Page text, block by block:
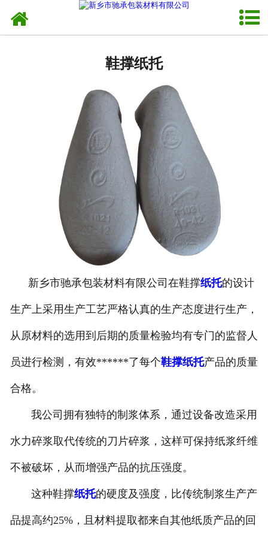
- 育苗托盘
- 瓶托
异形蛋托
砂锅托
纸托盘
普通托盘
- 防水蛋托
- 纸托
- 酒瓶托
鞋撑纸托
新乡市驰承包装材料有限公司在鞋撑纸托的设计
生产上采用生产工艺严格认真的生产态度进行生产，
从原材料的选用到后期的质量检验均有专门的监督人
员进行检测，有效******了每个鞋撑纸托产品的质量
合格。
我公司拥有独特的制浆体系，通过设备改造采用
水力碎浆取代传统的刀片碎浆，这样可保持纸浆纤维
不被破坏，从而增强产品的抗压强度。
这种鞋撑纸托的硬度及强度，比传统制浆生产产
品提高约25%，且材料提取都来自其他纸质产品的回